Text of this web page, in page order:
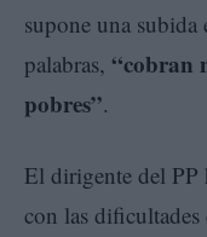
supone una subida
palabras, “cobran
pobres”.
El dirigente del PP
con las dificultades